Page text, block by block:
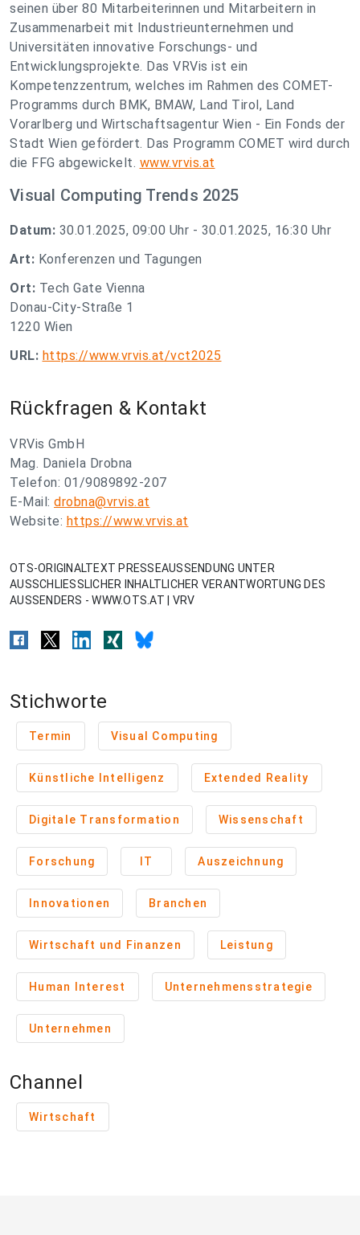
seinen über 80 Mitarbeiterinnen und Mitarbeitern in
Zusammenarbeit mit Industrieunternehmen und
Universitäten innovative Forschungs- und
Entwicklungsprojekte. Das VRVis ist ein
Kompetenzzentrum, welches im Rahmen des COMET-
Programms durch BMK, BMAW, Land Tirol, Land
Vorarlberg und Wirtschaftsagentur Wien - Ein Fonds der
Stadt Wien gefördert. Das Programm COMET wird durch
die FFG abgewickelt. www.vrvis.at
Visual Computing Trends 2025
Datum: 30.01.2025, 09:00 Uhr - 30.01.2025, 16:30 Uhr
Art: Konferenzen und Tagungen
Ort: Tech Gate Vienna
Donau-City-Straße 1
1220 Wien
URL: https://www.vrvis.at/vct2025
Rückfragen & Kontakt
VRVis GmbH
Mag. Daniela Drobna
Telefon: 01/9089892-207
E-Mail: drobna@vrvis.at
Website: https://www.vrvis.at
OTS-ORIGINALTEXT PRESSEAUSSENDUNG UNTER
AUSSCHLIESSLICHER INHALTLICHER VERANTWORTUNG DES
AUSSENDERS - WWW.OTS.AT | VRV
Stichworte
Termin Visual Computing
Künstliche Intelligenz Extended Reality
Digitale Transformation Wissenschaft
Forschung IT Auszeichnung
Innovationen Branchen
Wirtschaft und Finanzen Leistung
Human Interest Unternehmensstrategie
Unternehmen
Channel
Wirtschaft